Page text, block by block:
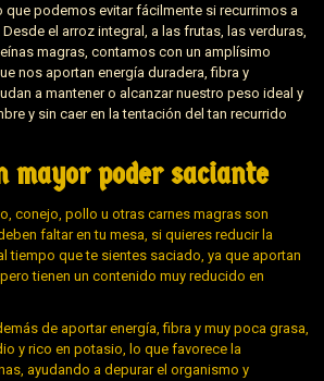
podemos evitar fácilmente si recurrimos a
el arroz integral, a las frutas, las verduras,
magras, contamos con un amplísimo
nos aportan energía duradera, fibra y
a mantener o alcanzar nuestro peso ideal y
y sin caer en la tentación del tan recurrido
mayor poder saciante
conejo, pollo u otras carnes magras son
faltar en tu mesa, si quieres reducir la
tiempo que te sientes saciado, ya que aportan
tienen un contenido muy reducido en
de aportar energía, fibra y muy poca grasa,
y rico en potasio, lo que favorece la
ayudando a depurar el organismo y